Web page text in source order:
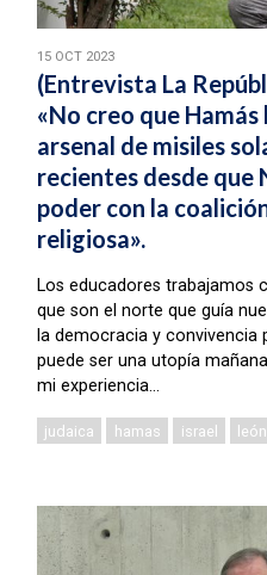
15 OCT 2023
(Entrevista La
«No creo que
arsenal de misiles
recientes desde que
poder con la
religiosa».
Los educadores trabajamos
que son el norte que guía
la democracia y convivencia
puede ser una utopía
mi experiencia...
judaica hamas israel